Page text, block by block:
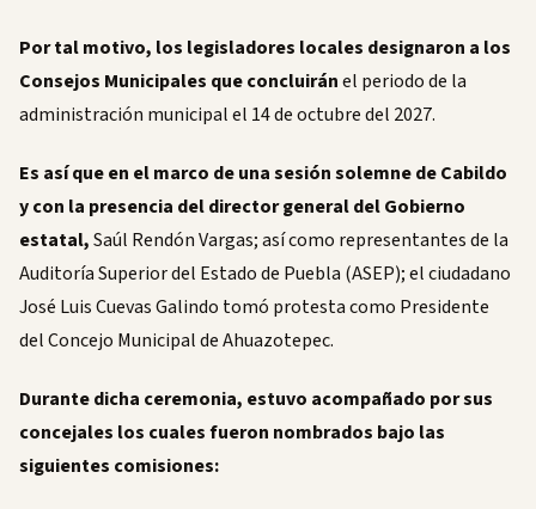
Por tal motivo, los legisladores locales designaron a los
Consejos Municipales que concluiránel periodo de la
administración municipal el 14 de octubre del 2027.
Es así que en el marco de una sesión solemne de Cabildo
y con la presencia del director general del Gobierno
estatal,Saúl Rendón Vargas; así como representantes de la
Auditoría Superior del Estado de Puebla (ASEP); el ciudadano
José Luis Cuevas Galindo tomó protesta como Presidente
del Concejo Municipal de Ahuazotepec.
Durante dicha ceremonia, estuvo acompañado por sus
concejales los cuales fueron nombrados bajo las
siguientes comisiones: